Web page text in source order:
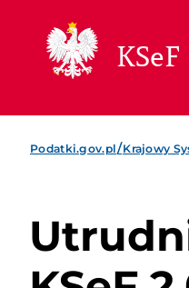
KSeF
Podatki.gov.pl/Krajowy